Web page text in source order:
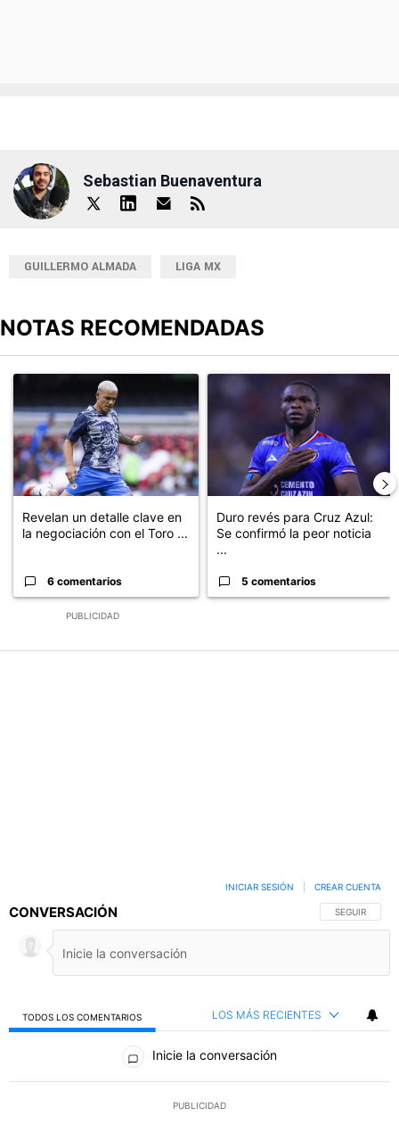
Sebastian Buenaventura
GUILLERMO ALMADA LIGA MX
NOTAS RECOMENDADAS
PUBLICIDAD
Un artículo de tendencia con el título "Revelan un detalle clave
Revelan un detalle clave en
la negociación con el Toro ...
6 comentarios
Un artículo de tendencia con
Duro revés para Cruz Azul:
Se confirmó la peor noticia
...
5 comentarios
CONVERSACIÓN SIGA ESTA
SEGUIR
INICIAR SESIÓN CREAR CUENTA
TODOS LOS COMENTARIOS LOS MÁS RECIENTES
Todos los comentarios
Inicie la conversación
PUBLICIDAD